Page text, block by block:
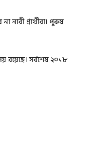
নারী প্রার্থীরা। পুরুষ
রয়েছে। সর্বশেষ ২০১৮